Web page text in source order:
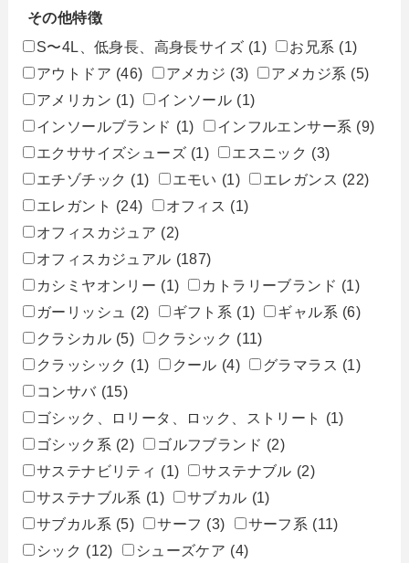
その他特徴
S〜4L、低身長、高身長サイズ (1) お兄系 (1)
アウトドア (46) アメカジ (3) アメカジ系 (5)
アメリカン (1) インソール (1)
インソールブランド (1) インフルエンサー系 (9)
エクササイズシューズ (1) エスニック (3)
エチゾチック (1) エモい (1) エレガンス (22)
エレガント (24) オフィス (1)
オフィスカジュア (2)
オフィスカジュアル (187)
カシミヤオンリー (1) カトラリーブランド (1)
ガーリッシュ
(2) ギフト系 (1) ギャル系 (6)
クラシカル (5) クラシック (11)
クラッシック (1) クール (4) グラマラス (1)
コンサバ (15)
ゴシック、ロリータ、ロック、ストリート
(1)
ゴシック系 (2) ゴルフブランド (2)
サステナビリティ (1) サステナブル (2)
サステナブル系 (1) サブカル (1)
サブカル系 (5) サーフ (3) サーフ系 (11)
シック (12) シューズケア (4)